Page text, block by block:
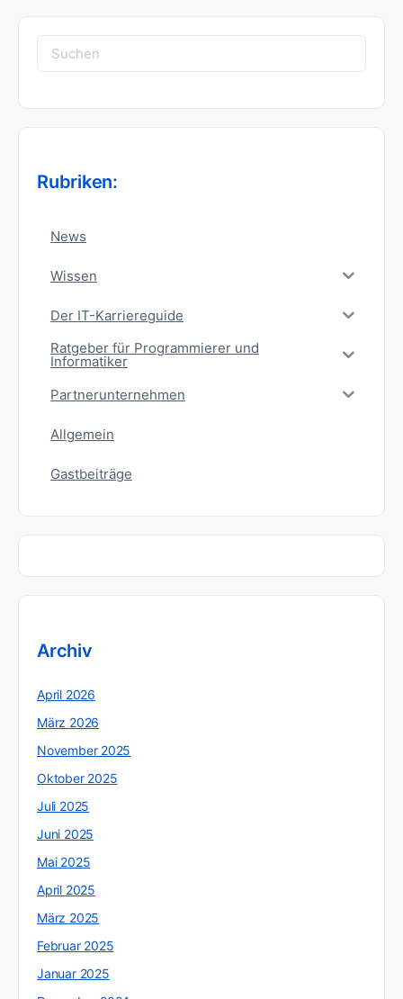
Suchen
nach:
Rubriken:
News
Wissen
Der IT-Karriereguide
Ratgeber für Programmierer und
Informatiker
Partnerunternehmen
Allgemein
Gastbeiträge
Archiv
April 2026
März 2026
November 2025
Oktober 2025
Juli 2025
Juni 2025
Mai 2025
April 2025
März 2025
Februar 2025
Januar 2025